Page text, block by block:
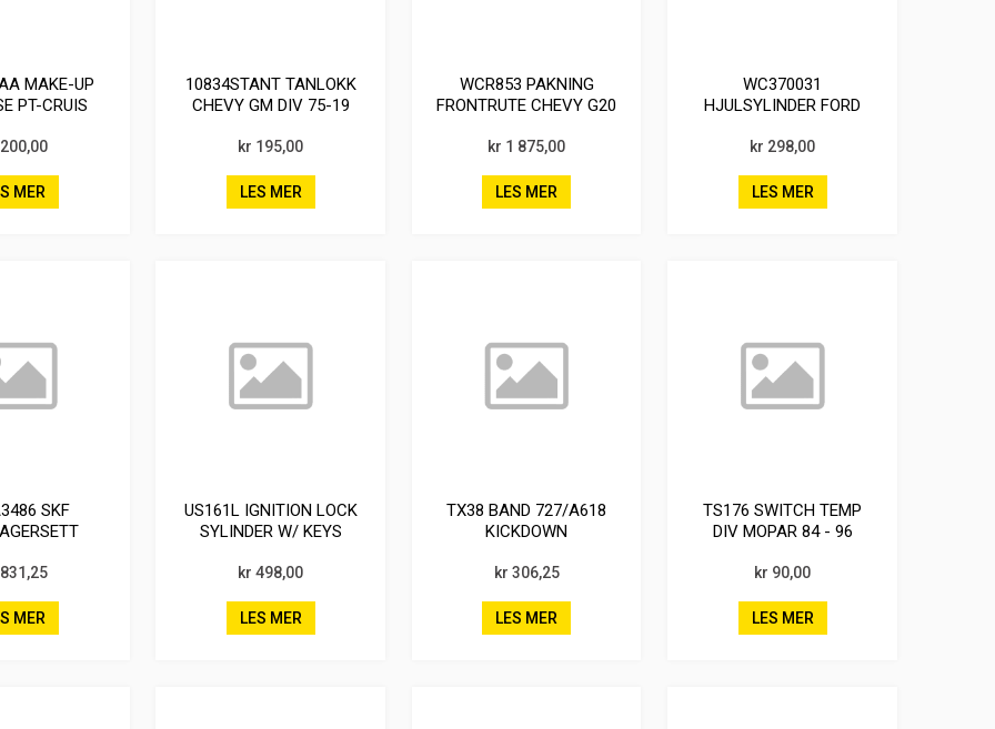
MAKE-UP
PT-CRUIS
2
MER
10834STANT TANLOKK
CHEVY GM DIV 75-19
kr 195,00
LES MER
WCR853 PAKNING
FRONTRUTE CHEVY G20
kr 1 875,00
LES MER
WC370031
HJULSYLINDER FORD
kr 298,00
LES MER
SKF
MER
US161L IGNITION LOCK
SYLINDER W/ KEYS
kr 498,00
LES MER
TX38 BAND 727/A618
KICKDOWN
kr 306,25
LES MER
TS176 SWITCH TEMP
DIV MOPAR 84 - 96
kr 90,00
LES MER